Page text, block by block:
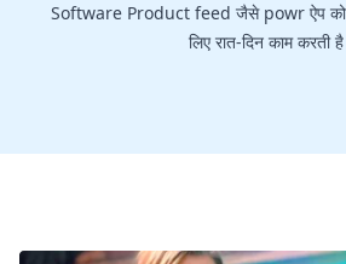
Software Product feed जैसे powr ऐप
लिए रात-दिन काम करती